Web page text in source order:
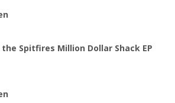
Spitfires Million Dollar Shack EP